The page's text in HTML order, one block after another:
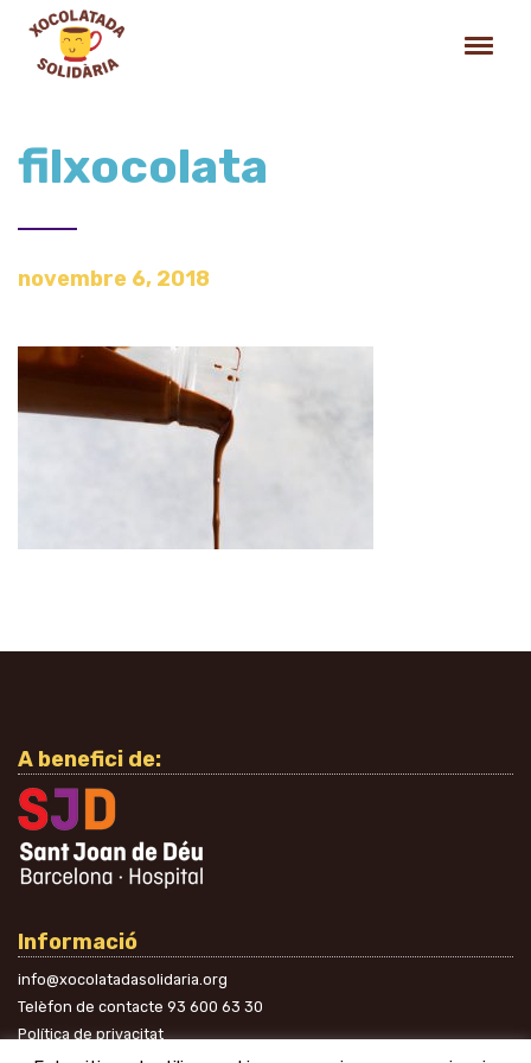
filxocolata
novembre 6, 2018
A benefici de:
Informació
info@xocolatadasolidaria.org
Telèfon de contacte 93 600 63 30
Política de privacitat